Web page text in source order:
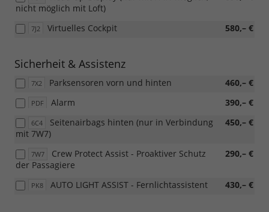
nicht möglich mit Loft)
7J2 580,– €
Virtuelles Cockpit
Sicherheit & Assistenz
7X2 460,– €
Parksensoren vorn und hinten
PDF 390,– €
Alarm
6C4 450,– €
Seitenairbags hinten (nur in Verbindung
mit 7W7)
7W7 290,– €
Crew Protect Assist - Proaktiver Schutz
der Passagiere
PK8 430,– €
AUTO LIGHT ASSIST - Fernlichtassistent